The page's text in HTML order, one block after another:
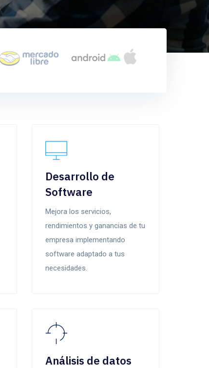
Desarrollo de
Software
Mejora los servicios,
rendimientos y ganancias de tu
empresa implementando
software adaptado a tus
necesidades.
Análisis de datos